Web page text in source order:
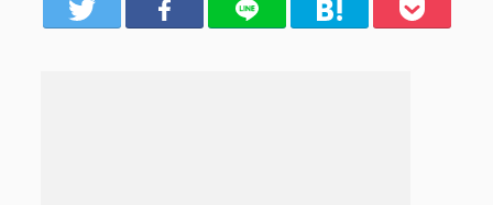
Facebook LINE はてブ Pocket